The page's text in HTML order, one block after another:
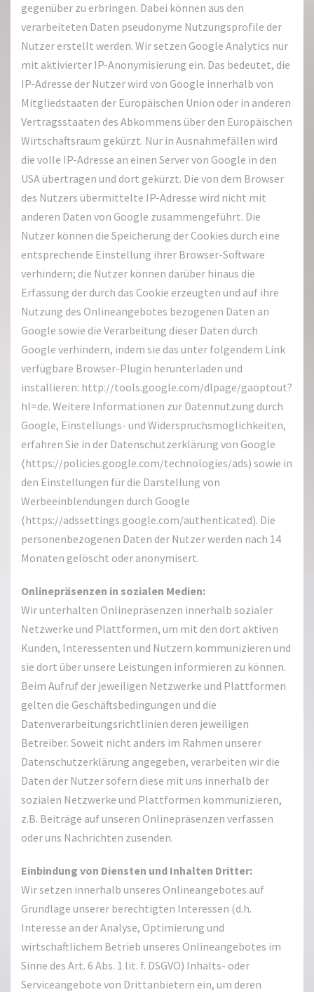
gegenüber zu erbringen. Dabei können aus den
verarbeiteten Daten pseudonyme Nutzungsprofile der
Nutzer erstellt werden. Wir setzen Google Analytics nur
mit aktivierter IP-Anonymisierung ein. Das bedeutet, die
IP-Adresse der Nutzer wird von Google innerhalb von
Mitgliedstaaten der Europäischen Union oder in anderen
Vertragsstaaten des Abkommens über den Europäischen
Wirtschaftsraum gekürzt. Nur in Ausnahmefällen wird
die volle IP-Adresse an einen Server von Google in den
USA übertragen und dort gekürzt. Die von dem Browser
des Nutzers übermittelte IP-Adresse wird nicht mit
anderen Daten von Google zusammengeführt. Die
Nutzer können die Speicherung der Cookies durch eine
entsprechende Einstellung ihrer Browser-Software
verhindern; die Nutzer können darüber hinaus die
Erfassung der durch das Cookie erzeugten und auf ihre
Nutzung des Onlineangebotes bezogenen Daten an
Google sowie die Verarbeitung dieser Daten durch
Google verhindern, indem sie das unter folgendem Link
verfügbare Browser-Plugin herunterladen und
installieren: http://tools.google.com/dlpage/gaoptout?
hl=de. Weitere Informationen zur Datennutzung durch
Google, Einstellungs- und Widerspruchsmöglichkeiten,
erfahren Sie in der Datenschutzerklärung von Google
(https://policies.google.com/technologies/ads) sowie in
den Einstellungen für die Darstellung von
Werbeeinblendungen durch Google
(https://adssettings.google.com/authenticated). Die
personenbezogenen Daten der Nutzer werden nach 14
Monaten gelöscht oder anonymisert.
Onlinepräsenzen in sozialen Medien:
Wir unterhalten Onlinepräsenzen innerhalb sozialer
Netzwerke und Plattformen, um mit den dort aktiven
Kunden, Interessenten und Nutzern kommunizieren und
sie dort über unsere Leistungen informieren zu können.
Beim Aufruf der jeweiligen Netzwerke und Plattformen
gelten die Geschäftsbedingungen und die
Datenverarbeitungsrichtlinien deren jeweiligen
Betreiber. Soweit nicht anders im Rahmen unserer
Datenschutzerklärung angegeben, verarbeiten wir die
Daten der Nutzer sofern diese mit uns innerhalb der
sozialen Netzwerke und Plattformen kommunizieren,
z.B. Beiträge auf unseren Onlinepräsenzen verfassen
oder uns Nachrichten zusenden.
Einbindung von Diensten und Inhalten Dritter:
Wir setzen innerhalb unseres Onlineangebotes auf
Grundlage unserer berechtigten Interessen (d.h.
Interesse an der Analyse, Optimierung und
wirtschaftlichem Betrieb unseres Onlineangebotes im
Sinne des Art. 6 Abs. 1 lit. f. DSGVO) Inhalts- oder
Serviceangebote von Drittanbietern ein, um deren